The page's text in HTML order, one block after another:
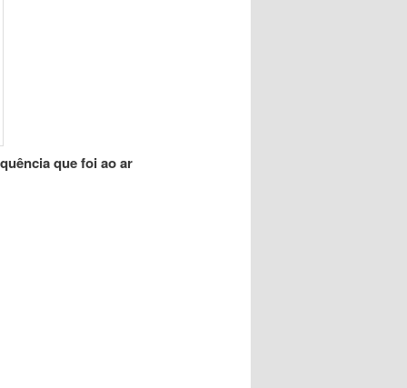
que foi ao ar